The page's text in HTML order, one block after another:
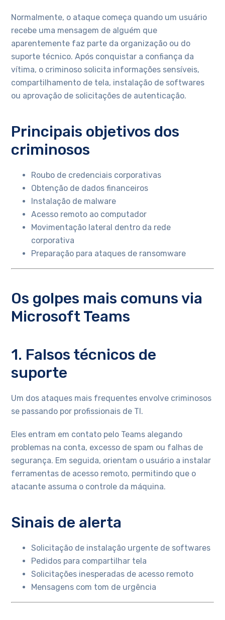
Normalmente, o ataque começa quando um usuário
recebe uma mensagem de alguém que
aparentemente faz parte da organização ou do
suporte técnico. Após conquistar a confiança da
vítima, o criminoso solicita informações sensíveis,
compartilhamento de tela, instalação de softwares
ou aprovação de solicitações de autenticação.
Principais objetivos dos
criminosos
Roubo de credenciais corporativas
Obtenção de dados financeiros
Instalação de malware
Acesso remoto ao computador
Movimentação lateral dentro da rede
corporativa
Preparação para ataques de ransomware
Os golpes mais comuns via
Microsoft Teams
1. Falsos técnicos de
suporte
Um dos ataques mais frequentes envolve criminosos
se passando por profissionais de TI.
Eles entram em contato pelo Teams alegando
problemas na conta, excesso de spam ou falhas de
segurança. Em seguida, orientam o usuário a instalar
ferramentas de acesso remoto, permitindo que o
atacante assuma o controle da máquina.
Sinais de alerta
Solicitação de instalação urgente de softwares
Pedidos para compartilhar tela
Solicitações inesperadas de acesso remoto
Mensagens com tom de urgência